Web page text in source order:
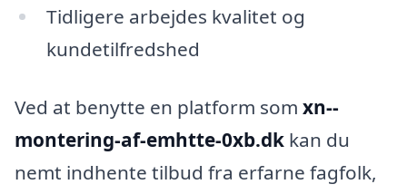
Tidligere arbejdes kvalitet og
kundetilfredshed
Ved at benytte en platform som xn--
montering-af-emhtte-0xb.dk kan du
nemt indhente tilbud fra erfarne fagfolk,